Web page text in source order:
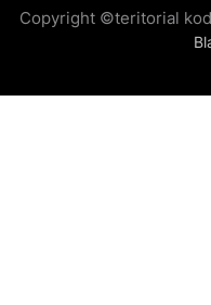
Copyright ©teritorial